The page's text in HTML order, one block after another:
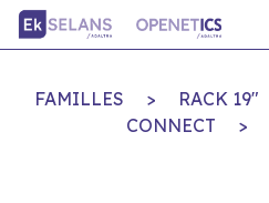
FAMILLES > RACK 19"
CONNECT
>